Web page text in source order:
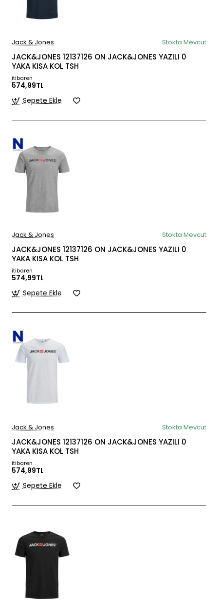
Jack & Jones Stokta Mevcut
JACK&JONES 12137126 ON JACK&JONES YAZILI 0
YAKA KISA KOL TSH
itibaren
574,99TL
Sepete Ekle
Jack & Jones Stokta Mevcut
JACK&JONES 12137126 ON JACK&JONES YAZILI 0
YAKA KISA KOL TSH
itibaren
574,99TL
Sepete Ekle
Jack & Jones Stokta Mevcut
JACK&JONES 12137126 ON JACK&JONES YAZILI 0
YAKA KISA KOL TSH
itibaren
574,99TL
Sepete Ekle